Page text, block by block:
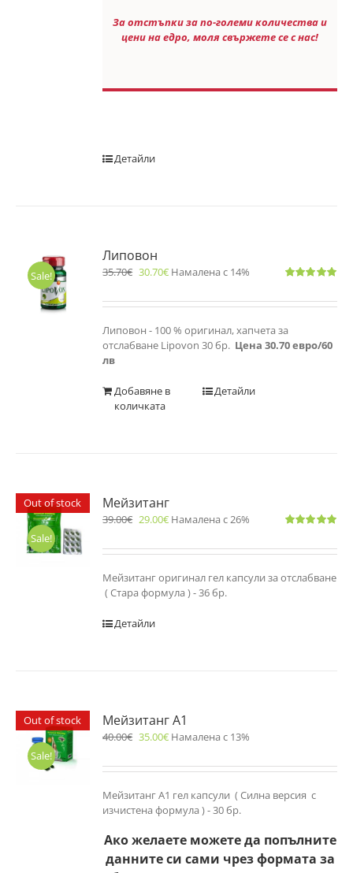
За отстъпки за по-големи количества и
цени на едро, моля свържете се с нас!
Детайли
Sale!
Липовон
35.70€ 30.70€ Намалена с 14%
Липовон - 100 % оригинал, хапчета за
отслабване Lipovon 30 бр. Цена 30.70 евро/60
лв
Добавяне в
количката
Детайли
Out of stock
Sale!
Мейзитанг
39.00€ 29.00€ Намалена с 26%
Мейзитанг оригинал гел капсули за отслабване
( Стара формула ) - 36 бр.
Детайли
Out of stock
Sale!
Мейзитанг A1
40.00€ 35.00€ Намалена с 13%
Мейзитанг A1 гел капсули ( Силна версия с
изчистена формула ) - 30 бр.
Ако желаете можете да попълните
данните си сами чрез формата за